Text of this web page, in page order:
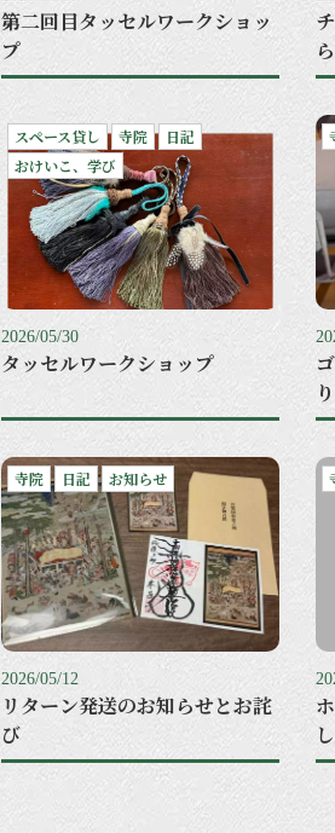
第二回目タッセルワークショッ
プ
スペース貸し 寺院
日記
おけいこ、学び
2026/05/30
タッセルワークショップ
寺院 日記 お知らせ
2026/05/12
リターン発送のお知らせとお詫
び